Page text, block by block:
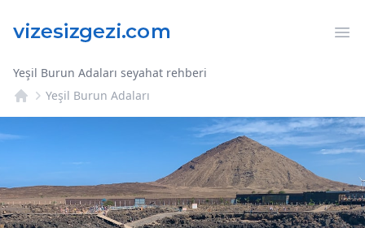
Yeşil Burun Adaları seyahat rehberi
Yeşil Burun Adaları